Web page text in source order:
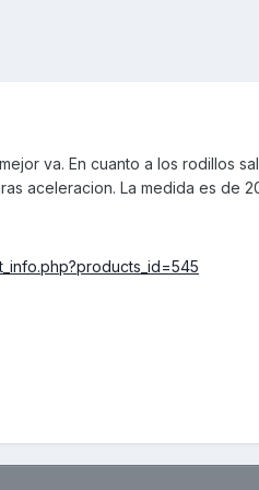
va. En cuanto a los rodillos
aceleracion. La medida es de